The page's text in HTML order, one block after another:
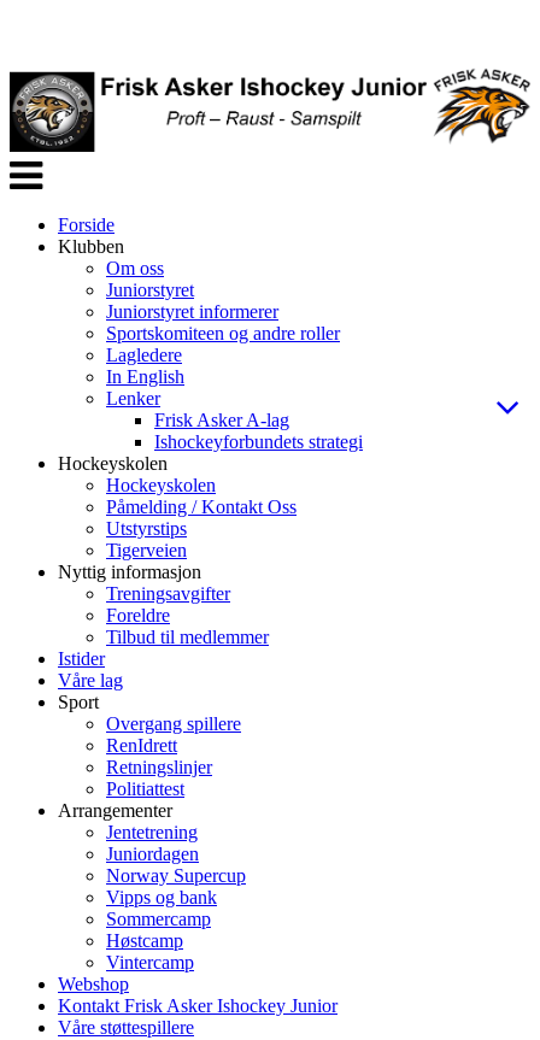
Veksle
navigasjon
Forside
Klubben
Om oss
Juniorstyret
Juniorstyret informerer
Sportskomiteen og andre roller
Lagledere
In English
Lenker
Frisk Asker A-lag
Ishockeyforbundets strategi
Hockeyskolen
Hockeyskolen
Påmelding / Kontakt Oss
Utstyrstips
Tigerveien
Nyttig informasjon
Treningsavgifter
Foreldre
Tilbud til medlemmer
Istider
Våre lag
Sport
Overgang spillere
RenIdrett
Retningslinjer
Politiattest
Arrangementer
Jentetrening
Juniordagen
Norway Supercup
Vipps og bank
Sommercamp
Høstcamp
Vintercamp
Webshop
Kontakt Frisk Asker Ishockey Junior
Våre støttespillere